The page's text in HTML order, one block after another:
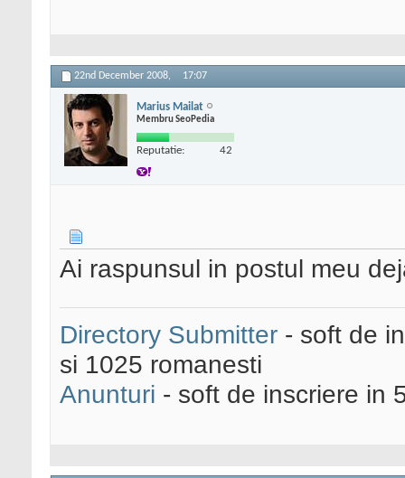
22nd December 2008, 17:07
Marius Mailat
Membru SeoPedia
Reputatie: 42
Ai raspunsul in postul meu
Directory Submitter - soft de
si 1025 romanesti
Anunturi - soft de inscriere in